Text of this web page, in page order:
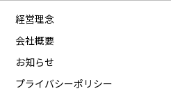
経営理念
会社概要
お知らせ
プライバシーポリシー